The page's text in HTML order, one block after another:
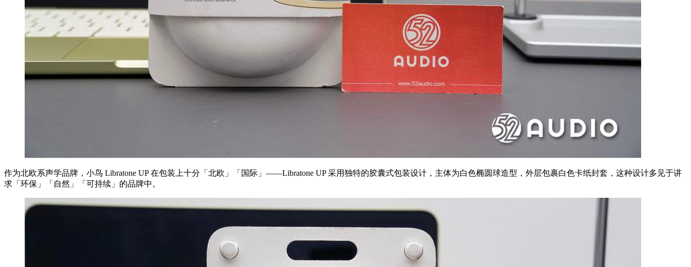
作为北欧系声学品牌，小鸟 Libratone UP 在包装上十分「北欧」「国际」——Libratone UP 采用独特的胶囊式包装设计，主体为白色椭圆球造型，外层包裹白色卡纸封套，这种设计多见于讲
求「环保」「自然」「可持续」的品牌中。